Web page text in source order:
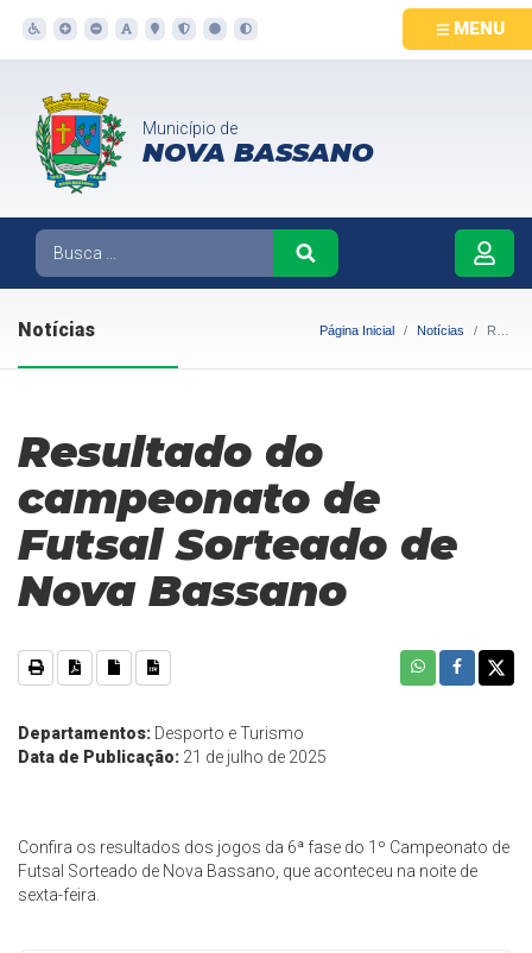
MENU
Município de
NOVA BASSANO
Notícias Página Inicial Notícias Resultado do campeonato de Futsal Sorteado de Nova Bassano
Resultado do
campeonato de
Futsal Sorteado de
Nova Bassano
Departamentos: Desporto e Turismo
Data de Publicação: 21 de julho de 2025
Confira os resultados dos jogos da 6ª fase do 1º Campeonato de
Futsal Sorteado de Nova Bassano, que aconteceu na noite de
sexta-feira.